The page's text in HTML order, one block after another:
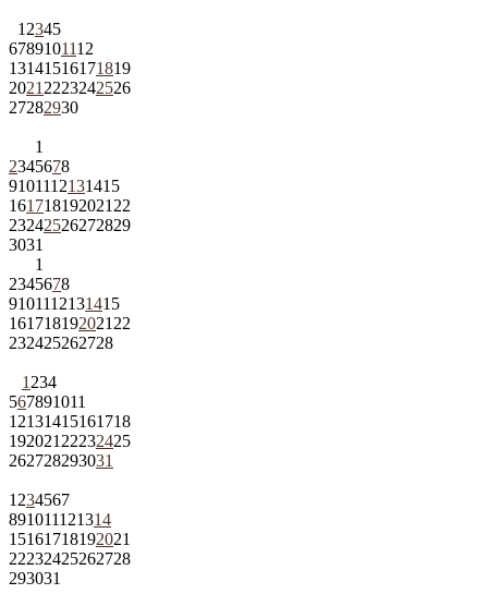
1 2345
6789101112
13141516171819
2021 2223242526
27282930
1
2345678
9101112131415
161718192021 22
23242526272829
3031
1
2345678
9101112131415
161718192021 22
232425262728
1 234
567891011
12131415161718
192021 22232425
262728293031
1 234567
891011121314
15161718192021
22232425262728
293031